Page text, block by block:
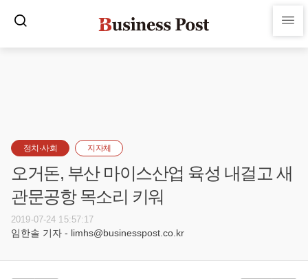
정치·사회 지자체
오거돈, 부산 마이스산업 육성 내걸고 새
관문공항 목소리 키워
2019-07-24 15:57:17
임한솔 기자 - limhs@businesspost.co.kr